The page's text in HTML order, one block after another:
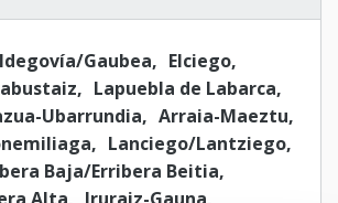
Gaubea
Elciego
Lapuebla de Labarca
Ubarrundia
Arraia-Maeztu
Lanciego/Lantziego
Baja/Erribera Beitia